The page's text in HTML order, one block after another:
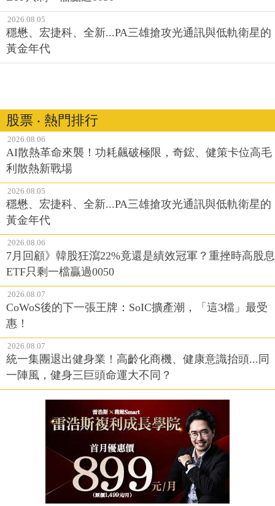
2026.08.05
穩懋、宏捷科、全新...PA三雄搶攻光通訊與低軌衛星的
黃金年代
股票 ‧ 熱門排行
2026.08.06
AI散熱革命來襲！功耗飆破極限，奇鋐、健策卡位高毛
利散熱新戰場
2026.08.05
穩懋、宏捷科、全新...PA三雄搶攻光通訊與低軌衛星的
黃金年代
2026.08.06
7月回顧》韓股狂瀉22%竟還是績效冠軍？重挫時高股息
ETF只剩一檔贏過0050
2026.08.07
CoWoS後的下一張王牌：SoIC擴產潮，「這3檔」最受
惠！
2026.08.07
統一集團退出健身業！高齡化商機、健康意識抬頭...同
一陣風，健身三巨頭命運大不同？